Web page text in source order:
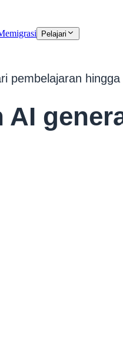
Pelajari
pembelajaran
AI